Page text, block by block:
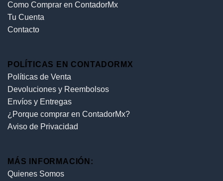
Como Comprar en ContadorMx
Tu Cuenta
Contacto
POLÍTICAS EN CONTADORMX
Políticas de Venta
Devoluciones y Reembolsos
Envíos y Entregas
¿Porque comprar en ContadorMx?
Aviso de Privacidad
MÁS INFORMACIÓN:
Quienes Somos